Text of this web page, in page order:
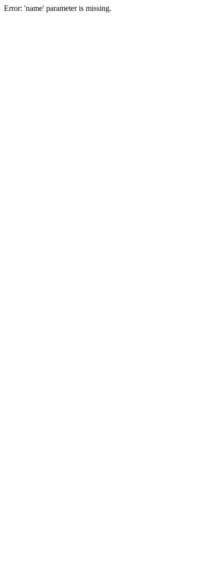
Error: 'name' parameter is missing.